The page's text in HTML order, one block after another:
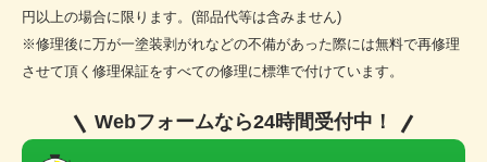
円以上の場合に限ります。(部品代等は含みません)
※修理後に万が一塗装剥がれなどの不備があった際には無料で再修理
させて頂く修理保証をすべての修理に標準で付けています。
Webフォームなら24時間受付中！